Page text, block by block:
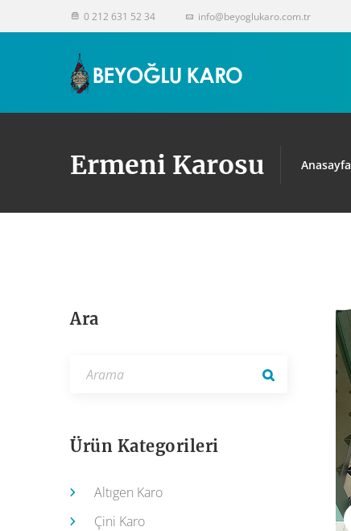
0 212 631 52 34 info@beyoglukaro.com.tr
Ermeni Karosu Anasayfa
Ara
Ürün Kategorileri
Altıgen Karo
Çini Karo